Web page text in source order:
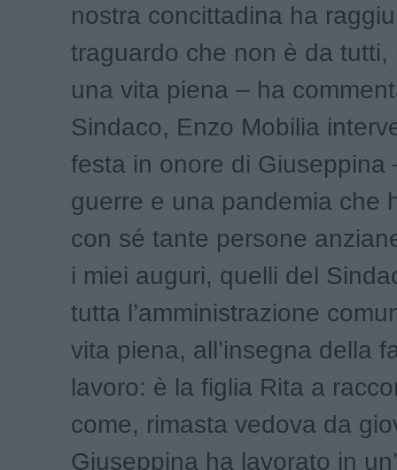
nostra concittadina ha
traguardo che non è da tutti,
una vita piena – ha
Sindaco, Enzo Mobilia
festa in onore di Giuseppina
guerre e una pandemia che
con sé tante persone
i miei auguri, quelli del
tutta l’amministrazione
vita piena, all’insegna della
lavoro: è la figlia Rita a
come, rimasta vedova da
Giuseppina ha lavorato in